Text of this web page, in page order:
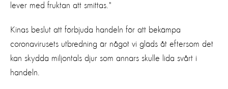
lever med fruktan att smittas."
Kinas beslut att förbjuda handeln för att bekämpa
coronavirusets utbredning är något vi gläds åt eftersom det
kan skydda miljontals djur som annars skulle lida svårt i
handeln.